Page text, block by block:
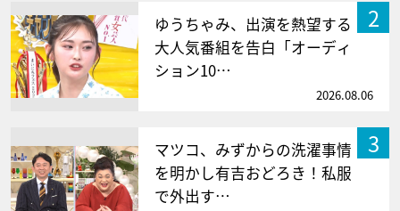
2
ゆうちゃみ、出演を熱望する
大人気番組を告白「オーディ
ション10…
2026.08.06
3
マツコ、みずからの洗濯事情
を明かし有吉おどろき！私服
で外出す…